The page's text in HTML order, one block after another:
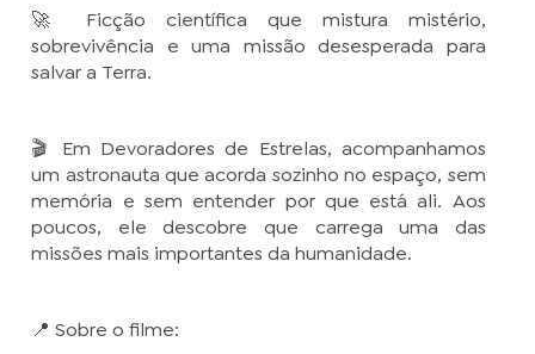
🚀 Ficção científica que mistura mistério,
sobrevivência e uma missão desesperada para
salvar a Terra.
🎬 Em Devoradores de Estrelas, acompanhamos
um astronauta que acorda sozinho no espaço, sem
memória e sem entender por que está ali. Aos
poucos, ele descobre que carrega uma das
missões mais importantes da humanidade.
📍 Sobre o filme: